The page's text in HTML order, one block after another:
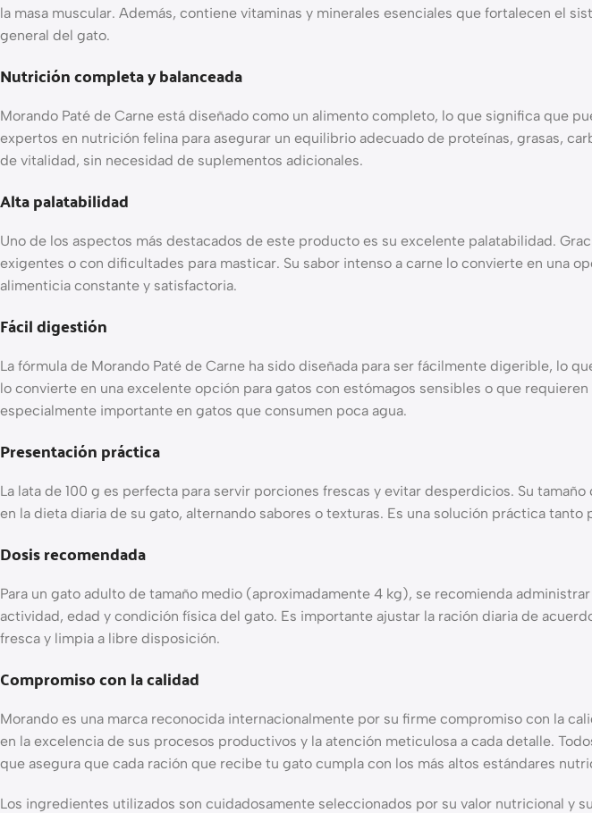
la masa muscular. Además, contiene vitaminas y minerales esenciales que fortalecen el
general del gato.
Nutrición completa y balanceada
Morando Paté de Carne está diseñado como un alimento completo, lo que significa que
expertos en nutrición felina para asegurar un equilibrio adecuado de proteínas, grasas,
de vitalidad, sin necesidad de suplementos adicionales.
Alta palatabilidad
Uno de los aspectos más destacados de este producto es su excelente palatabilidad.
exigentes o con dificultades para masticar. Su sabor intenso a carne lo convierte en una
alimenticia constante y satisfactoria.
Fácil digestión
La fórmula de Morando Paté de Carne ha sido diseñada para ser fácilmente digerible, lo
lo convierte en una excelente opción para gatos con estómagos sensibles o que
especialmente importante en gatos que consumen poca agua.
Presentación práctica
La lata de 100 g es perfecta para servir porciones frescas y evitar desperdicios. Su
en la dieta diaria de su gato, alternando sabores o texturas. Es una solución práctica
Dosis recomendada
Para un gato adulto de tamaño medio (aproximadamente 4 kg), se recomienda
actividad, edad y condición física del gato. Es importante ajustar la ración diaria de
fresca y limpia a libre disposición.
Compromiso con la calidad
Morando es una marca reconocida internacionalmente por su firme compromiso con la
en la excelencia de sus procesos productivos y la atención meticulosa a cada detalle.
que asegura que cada ración que recibe tu gato cumpla con los más altos estándares
Los ingredientes utilizados son cuidadosamente seleccionados por su valor nutricional y